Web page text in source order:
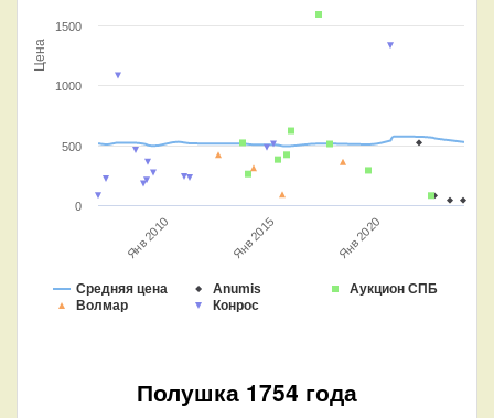
Цена
Средняя цена Anumis
Аукцион СПБ
Волмар
Конрос
Янв 2010 Янв 2015 Янв 2020
0
500
1000
1500
Полушка 1754 года